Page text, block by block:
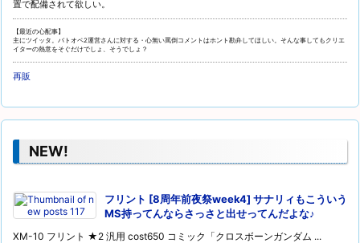
置で配備されて欲しい。
【最近の心配事】
主にツイッタ。バトオペ2運営さんに対する・心無い罵倒コメントはホント勘弁してほしい。そんな事してもクリエ
イターの熱意をそぐだけでしょ、そうでしょ？
再販
NEW!
フリント [8周年前夜祭week4] サナリィもこういう
MS持ってんならさっさと出せってんだよな♪
XM-10 フリント ★2 汎用 cost650 コミック「クロスボーンガンダム ...